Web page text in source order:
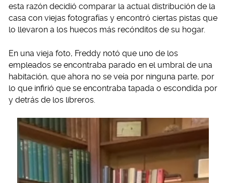
esta razón decidió comparar la actual distribución de la
casa con viejas fotografías y encontró ciertas pistas que
lo llevaron a los huecos más recónditos de su hogar.
En una vieja foto, Freddy notó que uno de los
empleados se encontraba parado en el umbral de una
habitación, que ahora no se veía por ninguna parte, por
lo que infirió que se encontraba tapada o escondida por
y detrás de los libreros.